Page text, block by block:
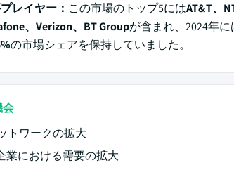
レイヤー： この市場のトップ5にはAT&T、
、Verizon、BT Groupが含まれ、2024年に
の市場シェアを保持していました。
会
トワークの拡大
業における需要の拡大